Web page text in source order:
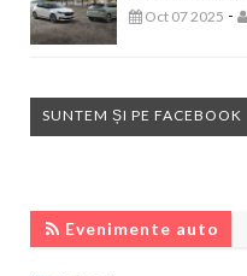
Oct 07 2025 -
SUNTEM ȘI PE FACEBOOK
Evenimente auto